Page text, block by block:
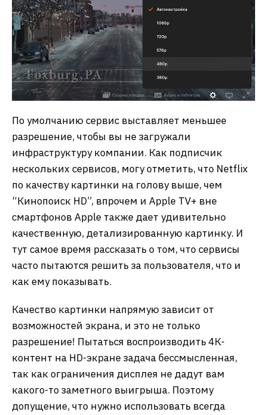
По умолчанию сервис выставляет меньшее
разрешение, чтобы вы не загружали
инфраструктуру компании. Как подписчик
нескольких сервисов, могу отметить, что Netflix
по качеству картинки на голову выше, чем
“Кинопоиск HD”, впрочем и Apple TV+ вне
смартфонов Apple также дает удивительно
качественную, детализированную картинку. И
тут самое время рассказать о том, что сервисы
часто пытаются решить за пользователя, что и
как ему показывать.
Качество картинки напрямую зависит от
возможностей экрана, и это не только
разрешение! Пытаться воспроизводить 4К-
контент на HD-экране задача бессмысленная,
так как ограничения дисплея не дадут вам
какого-то заметного выигрыша. Поэтому
допущение, что нужно использовать всегда